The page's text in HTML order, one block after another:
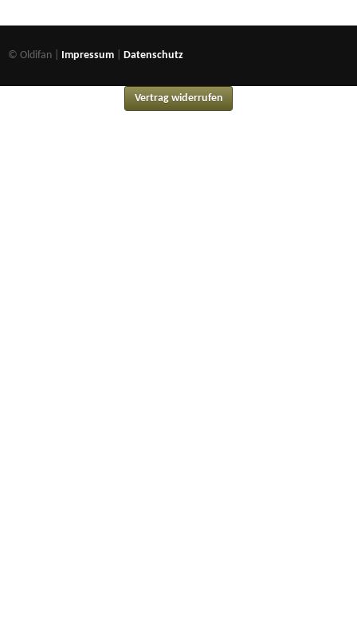
© Oldifan | Impressum Datenschutz
Vertrag widerrufen